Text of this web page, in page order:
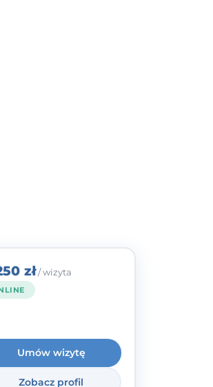
zł/ wizyta
Umów wizytę
Zobacz profil